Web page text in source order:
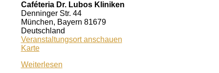
Caféteria Dr. Lubos Kliniken
Denninger Str. 44
München, Bayern 81679
Deutschland
Veranstaltungsort anschauen
KarteCaféteria
Lubos
Weiterlesen